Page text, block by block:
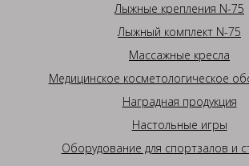
Лыжные крепления N-75
Лыжный комплект N-75
Массажные кресла
Медицинское косметологическое
Наградная продукция
Настольные игры
Оборудование для спортзалов и